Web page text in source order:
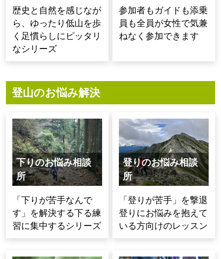
歴史と自然を感じなが
ら、ゆったり低山を歩
く足慣らしにピッタリ
なシリーズ
参加者もガイドも添乗
員も全員が女性で気兼
ねなく参加できます
登山のお悩み解決
下りのお悩み相談
所
「下りが苦手なんで
す」を解決する下る練
習に集中するシリーズ
登りのお悩み相談
所
「登りが苦手」を撃退
登りにお悩みを抱えて
いる方向けのレッスン